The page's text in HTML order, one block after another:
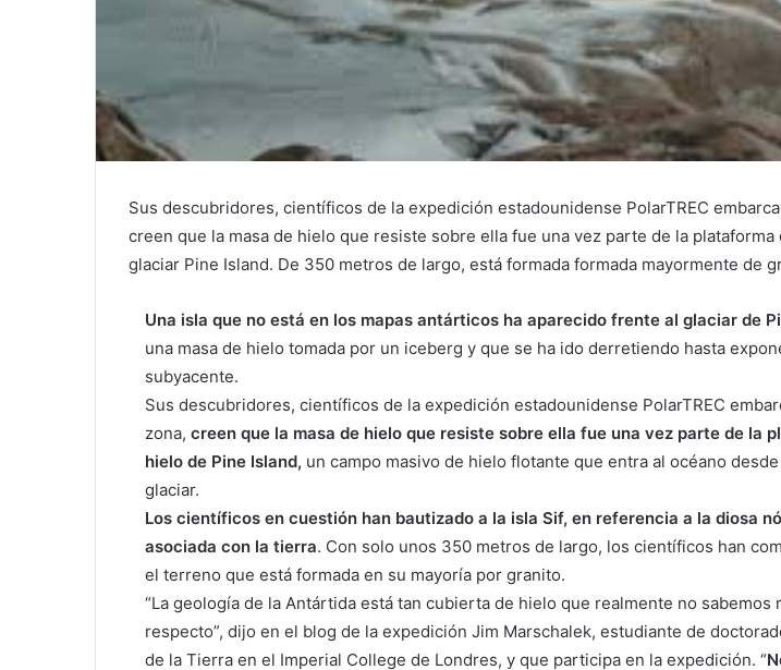
Sus descubridores, científicos de la expedición estadounidense PolarTREC
creen que la masa de hielo que resiste sobre ella fue una vez parte de la plataforma
glaciar Pine Island. De 350 metros de largo, está formada formada mayormente de
Una isla que no está en los mapas antárticos ha aparecido frente al glaciar de
una masa de hielo tomada por un iceberg y que se ha ido derretiendo hasta
subyacente.
Sus descubridores, científicos de la expedición estadounidense PolarTREC
zona, creen que la masa de hielo que resiste sobre ella fue una vez parte de la
hielo de Pine Island, un campo masivo de hielo flotante que entra al océano
glaciar.
Los científicos en cuestión han bautizado a la isla Sif, en referencia a la diosa
asociada con la tierra. Con solo unos 350 metros de largo, los científicos han
el terreno que está formada en su mayoría por granito.
“La geología de la Antártida está tan cubierta de hielo que realmente no sabemos
respecto”, dijo en el blog de la expedición Jim Marschalek, estudiante de
de la Tierra en el Imperial College de Londres, y que participa en la expedición. “